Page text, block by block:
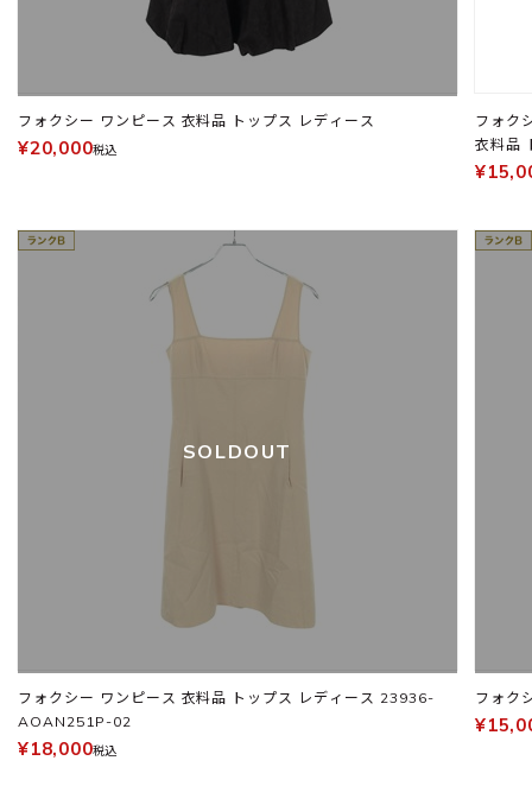
フォクシー ワンピース 衣料品 トップス レディース
¥20,000税込
フォク
衣料品
SOLDOUT
フォクシー ワンピース 衣料品 トップス レディース 23936-
AOAN251P-02
¥18,000税込